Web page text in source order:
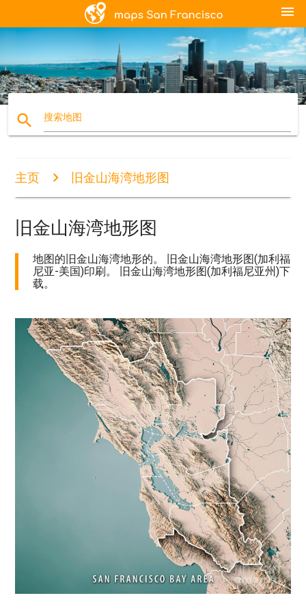
menu
search 搜索地图
主页 旧金山海湾地形图
旧金山海湾地形图
地图的旧金山海湾地形的。 旧金山海湾地形图(加利福
尼亚-美国)印刷。 旧金山海湾地形图(加利福尼亚州)下
载。